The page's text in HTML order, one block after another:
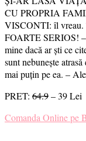
CU PROPRIA
VISCONTI: îl vreau.
FOARTE SERIOS!
mine dacă ar ști ce
sunt nebunește
mai puțin pe ea. –
PRET: 64.9– 39 Lei
Comanda Online pe